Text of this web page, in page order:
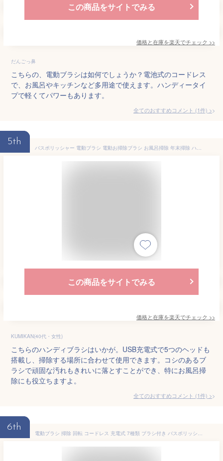
この商品をサイトでみる
価格と在庫を楽天でチェック >>
だんごっ鼻
こちらの、電動ブラシは如何でしょうか？電池式のコードレス
で、お風呂やキッチンなど多用途で使えます。ハンディータイ
プで軽くてパワーもあります。
全てのおすすめコメント (1件) >
5th
バスポリッシャー 電動ブラシ 電動お掃除ブラシ お風呂掃除 年末掃除 ハンディブラシ USB充電式 掃除用品 浴室 浴槽 床 お風呂 掃除
この商品をサイトでみる
価格と在庫を楽天でチェック >>
KUMIKAN(40代・女性)
こちらのハンディブラシはいかが。USB充電式で5つのヘッドも
搭載し、掃除する場所に合わせて使用できます。コシのあるブ
ラシで頑固な汚れもきれいに落とすことができ、特にお風呂掃
除にも役立ちますよ。
全てのおすすめコメント (1件) >
6th
電動ブラシ 掃除 回転 コードレス 充電式 7種類 ブラシ付き バスポリッシャー 軽量 ハイパワー 手持ち式 139cm 窓 床 大掃除 防水仕様 長